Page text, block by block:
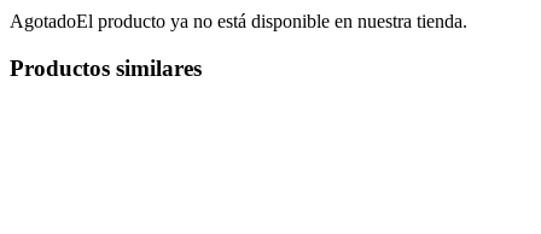
AgotadoEl producto ya no está disponible en nuestra tienda.
Productos similares